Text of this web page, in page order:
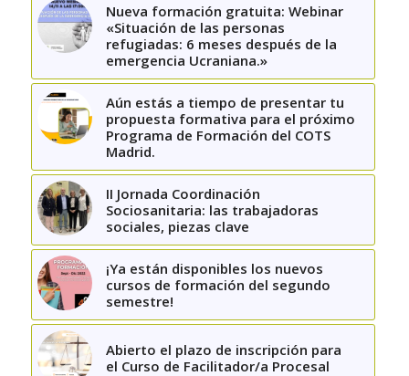
Nueva formación gratuita: Webinar
«Situación de las personas
refugiadas: 6 meses después de la
emergencia Ucraniana.»
Aún estás a tiempo de presentar tu
propuesta formativa para el próximo
Programa de Formación del COTS
Madrid.
II Jornada Coordinación
Sociosanitaria: las trabajadoras
sociales, piezas clave
¡Ya están disponibles los nuevos
cursos de formación del segundo
semestre!
Abierto el plazo de inscripción para
el Curso de Facilitador/a Procesal